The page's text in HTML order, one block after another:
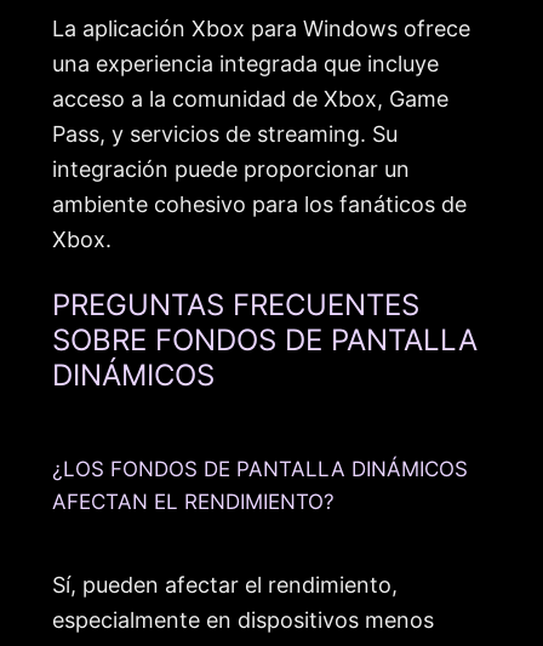
La aplicación Xbox para Windows ofrece
una experiencia integrada que incluye
acceso a la comunidad de Xbox, Game
Pass, y servicios de streaming. Su
integración puede proporcionar un
ambiente cohesivo para los fanáticos de
Xbox.
PREGUNTAS FRECUENTES
SOBRE FONDOS DE PANTALLA
DINÁMICOS
¿LOS FONDOS DE PANTALLA DINÁMICOS
AFECTAN EL RENDIMIENTO?
Sí, pueden afectar el rendimiento,
especialmente en dispositivos menos